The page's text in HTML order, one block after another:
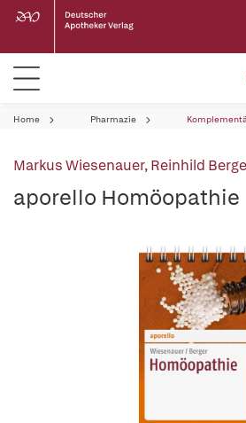
Home Pharmazie
Markus Wiesenauer,Reinhild
aporello Homöopathie